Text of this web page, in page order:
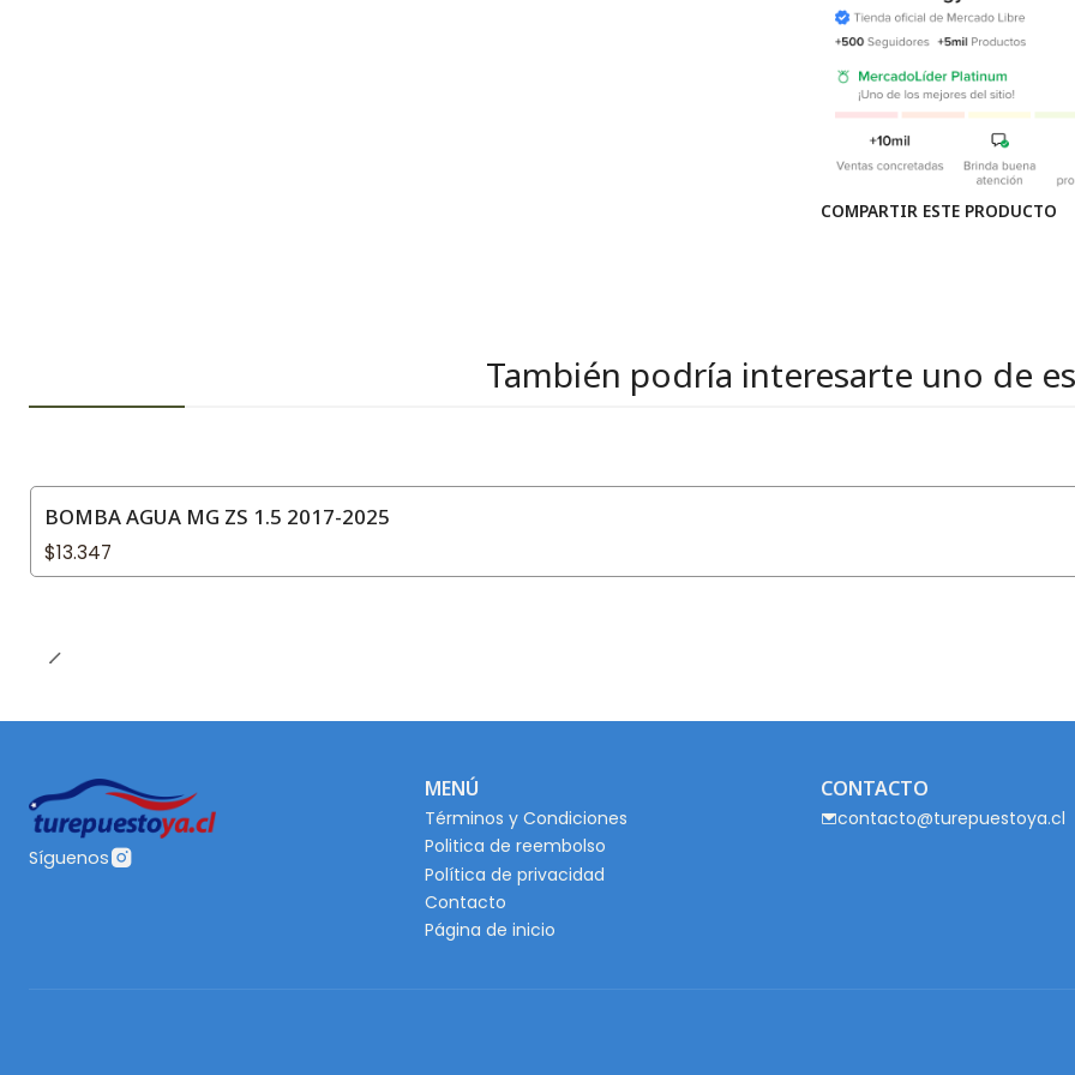
COMPARTIR ESTE PRODUCTO
También podría interesarte uno de
BOMBA AGUA MG ZS 1.5 2017-2025
$13.347
Síguenos
MENÚ
Términos y Condiciones
Politica de reembolso
Política de privacidad
Contacto
Página de inicio
CONTACTO
contacto@turepuestoya.cl